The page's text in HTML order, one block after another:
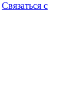
Связаться с